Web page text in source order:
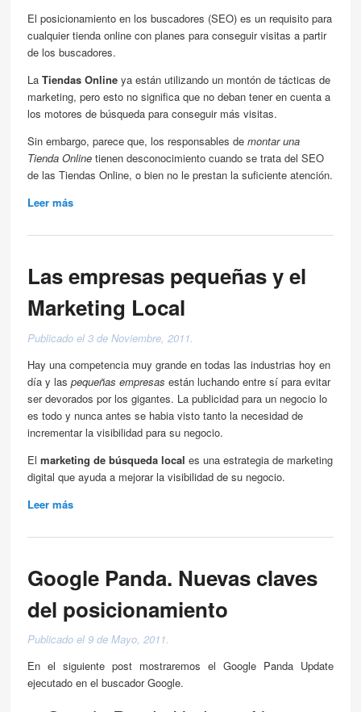
El posicionamiento en los buscadores (SEO) es un requisito para
cualquier tienda online con planes para conseguir visitas a partir
de los buscadores.
LaTiendas Onlineya están utilizando un montón de tácticas de
marketing, pero esto no significa que no deban tener en cuenta a
los motores de búsqueda para conseguir más visitas.
Sin embargo, parece que, los responsables demontar una
Tienda Onlinetienen desconocimiento cuando se trata del SEO
de las Tiendas Online, o bien no le prestan la suficiente atención.
Leer más
Las empresas pequeñas y el
Marketing Local
Publicado el 3 de Noviembre, 2011.
Hay una competencia muy grande en todas las industrias hoy en
día y laspequeñas empresas están luchando entre sí para evitar
ser devorados por los gigantes. La publicidad para un negocio lo
es todo y nunca antes se habia visto tanto la necesidad de
incrementar la visibilidad para su negocio.
Elmarketing de búsqueda local es una estrategia de marketing
digital que ayuda a mejorar la visibilidad de su negocio.
Leer más
Google Panda. Nuevas claves
del posicionamiento
Publicado el 9 de Mayo, 2011.
En el siguiente post mostraremos el Google Panda Update
ejecutado en el buscador Google.